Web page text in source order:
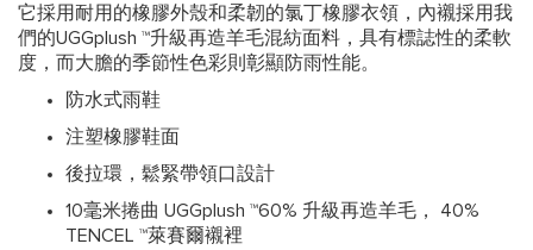
它採用耐用的橡膠外殼和柔韌的氯丁橡膠衣領，內襯採用我
們的UGGplush ™升級再造羊毛混紡面料，具有標誌性的柔軟
度，而大膽的季節性色彩則彰顯防雨性能。
防水式雨鞋
注塑橡膠鞋面
後拉環，鬆緊帶領口設計
10毫米捲曲 UGGplush ™60% 升級再造羊毛， 40%
TENCEL ™萊賽爾襯裡